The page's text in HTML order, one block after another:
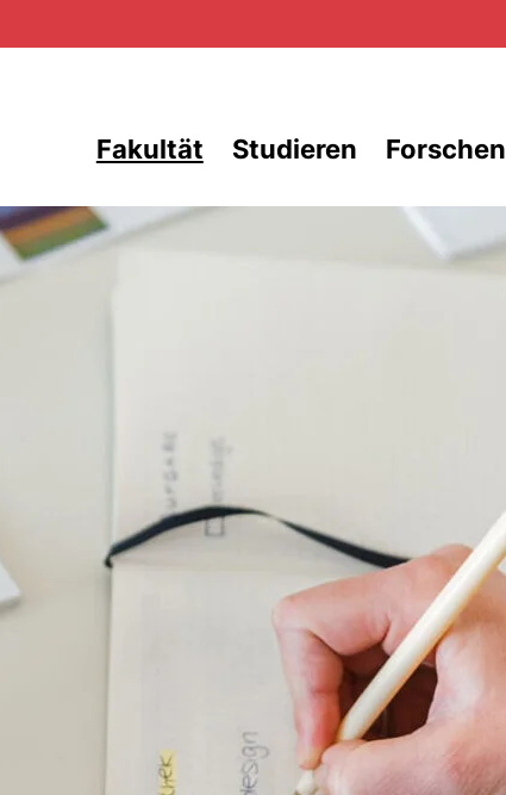
Fakultät Studieren Forschen